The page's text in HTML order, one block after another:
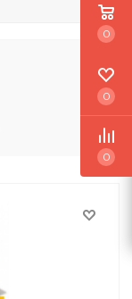
0
0
0